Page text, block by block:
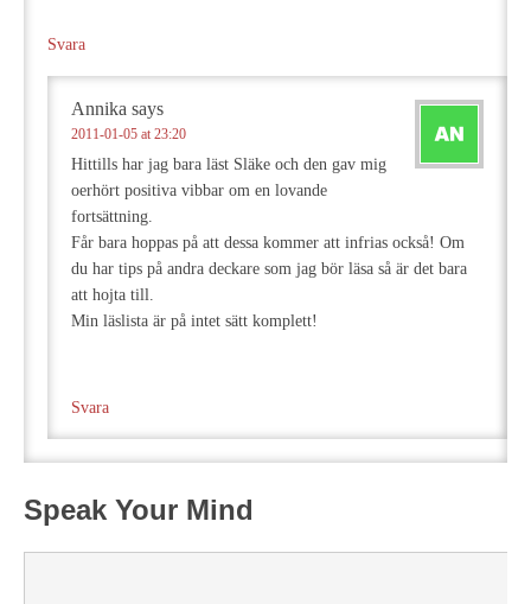
Svara
Annika says
2011-01-05 at 23:20
Hittills har jag bara läst Släke och den gav mig
oerhört positiva vibbar om en lovande
fortsättning.
Får bara hoppas på att dessa kommer att infrias också! Om
du har tips på andra deckare som jag bör läsa så är det bara
att hojta till.
Min läslista är på intet sätt komplett!
Svara
Speak Your Mind